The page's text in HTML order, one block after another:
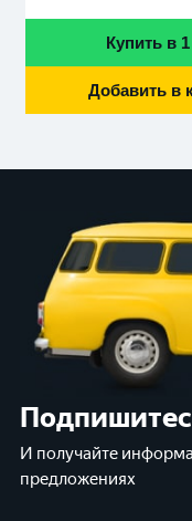
Купить в
Добавить в
И получайте
предложениях